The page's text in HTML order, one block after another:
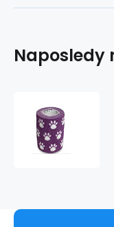
Naposledy